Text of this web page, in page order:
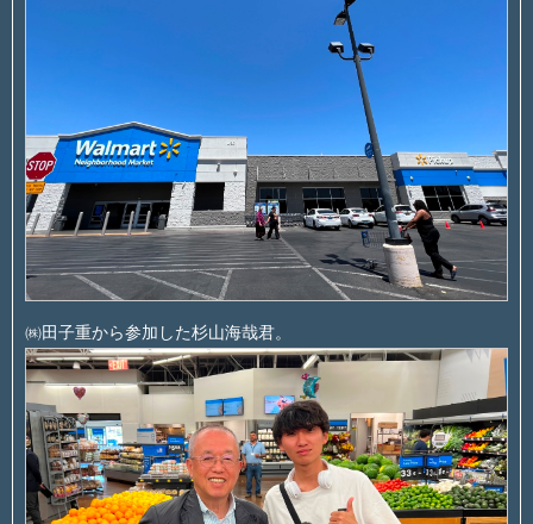
㈱田子重から参加した杉山海哉君。